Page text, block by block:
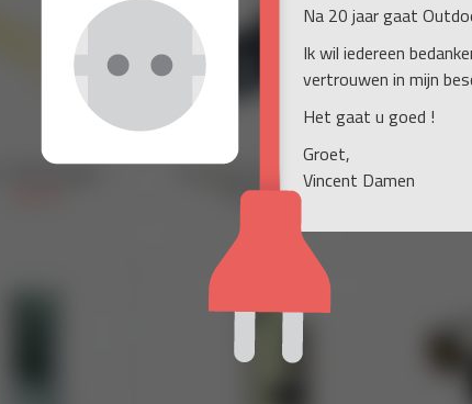
Na 20 jaar gaat
Ik wil iedereen
vertrouwen in mijn
Het gaat u goed !
Groet,
Vincent Damen